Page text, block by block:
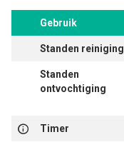
Gebruik
Standen reiniging
Standen
ontvochtiging
Timer